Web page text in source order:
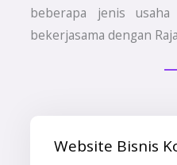
beberapa jenis
bekerjasama dengan
Website Bisnis